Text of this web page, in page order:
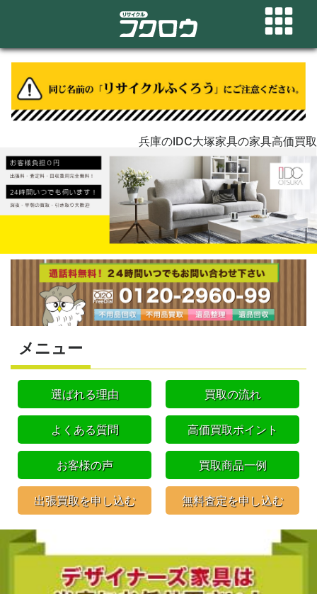
兵庫のIDC大塚家具の家具高価買取
メニュー
選ばれる理由 買取の流れ
よくある質問 高価買取ポイント
お客様の声 買取商品一例
出張買取を申し込む 無料査定を申し込む